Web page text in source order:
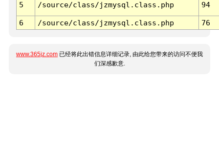
5 /source/class/jzmysql.class.php 94
6 /source/class/jzmysql.class.php 76
www.365jz.com 已经将此出错信息详细记录, 由此给您带来的访问不便我
们深感歉意.